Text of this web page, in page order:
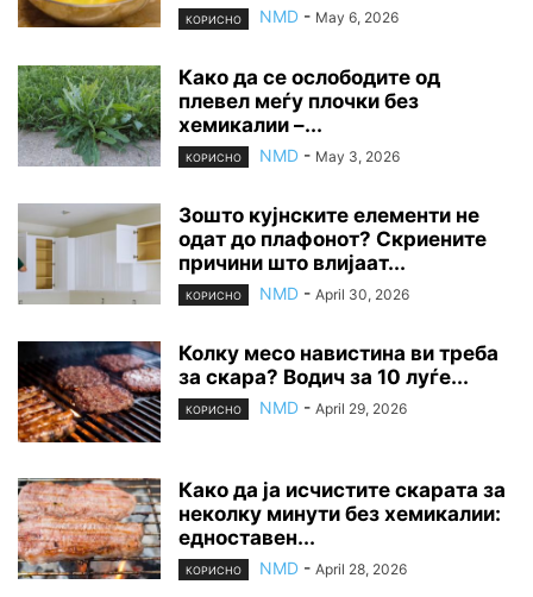
КОРИСНО NMD - May 6, 2026
Како да се ослободите од
плевел меѓу плочки без
хемикалии –...
КОРИСНО NMD - May 3, 2026
Зошто кујнските елементи не
одат до плафонот? Скриените
причини што влијаат...
КОРИСНО NMD - April 30, 2026
Колку месо навистина ви треба
за скара? Водич за 10 луѓе...
КОРИСНО NMD - April 29, 2026
Како да ја исчистите скарата за
неколку минути без хемикалии:
едноставен...
КОРИСНО NMD - April 28, 2026